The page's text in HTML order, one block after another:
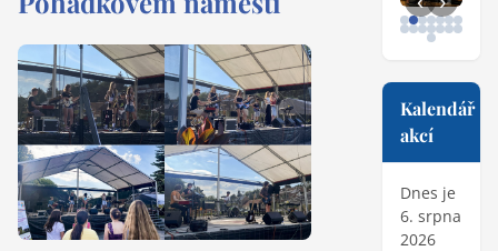
Kalendář
akcí
Dnes je
6. srpna
2026